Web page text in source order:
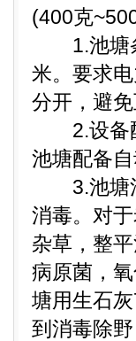
(400克
1.池塘条
米。要求
分开，避免
2.设备配
池塘配备
3.池塘清
消毒。对
杂草，整
病原菌，
塘用生石
到消毒除